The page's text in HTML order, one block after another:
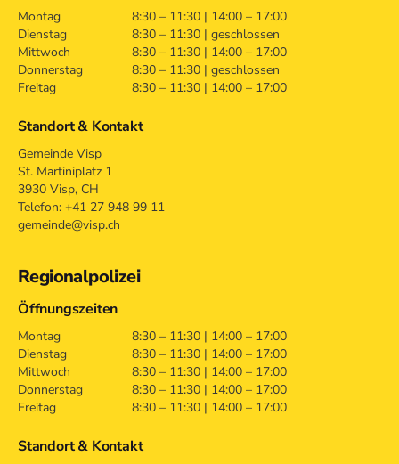
Montag
8:30 – 11:30 | 14:00 – 17:00
Dienstag
8:30 – 11:30 | geschlossen
Mittwoch
8:30 – 11:30 | 14:00 – 17:00
Donnerstag
8:30 – 11:30 | geschlossen
Freitag
8:30 – 11:30 | 14:00 – 17:00
Standort & Kontakt
Gemeinde Visp
St. Martiniplatz 1
3930 Visp, CH
Telefon: +41 27 948 99 11
gemeinde@visp.ch
Regionalpolizei
Öffnungszeiten
Montag
8:30 – 11:30 | 14:00 – 17:00
Dienstag
8:30 – 11:30 | 14:00 – 17:00
Mittwoch
8:30 – 11:30 | 14:00 – 17:00
Donnerstag
8:30 – 11:30 | 14:00 – 17:00
Freitag
8:30 – 11:30 | 14:00 – 17:00
Standort & Kontakt